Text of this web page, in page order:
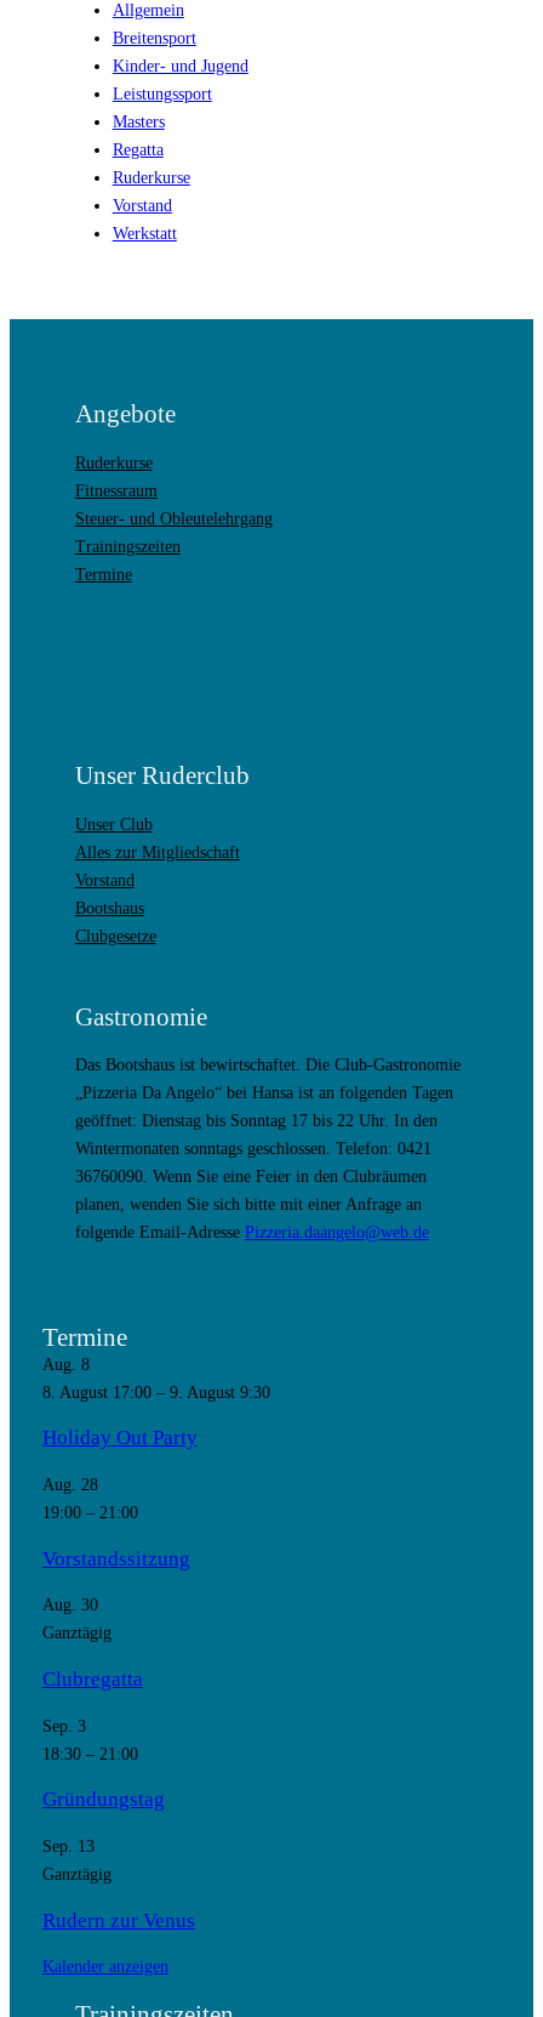
Allgemein
Breitensport
Kinder- und Jugend
Leistungssport
Masters
Regatta
Ruderkurse
Vorstand
Werkstatt
Angebote
Ruderkurse
Fitnessraum
Steuer- und Obleutelehrgang
Trainingszeiten
Termine
Unser Ruderclub
Unser Club
Alles zur Mitgliedschaft
Vorstand
Bootshaus
Clubgesetze
Gastronomie
Das Bootshaus ist bewirtschaftet. Die Club-Gastronomie
„Pizzeria Da Angelo“ bei Hansa ist an folgenden Tagen
geöffnet: Dienstag bis Sonntag 17 bis 22 Uhr. In den
Wintermonaten sonntags geschlossen. Telefon: 0421
36760090. Wenn Sie eine Feier in den Clubräumen
planen, wenden Sie sich bitte mit einer Anfrage an
folgende Email-Adresse Pizzeria.daangelo@web.de
Termine
Aug. 8
8. August 17:00– 9. August 9:30
Holiday Out Party
Aug. 28
19:00– 21:00
Vorstandssitzung
Aug. 30
Ganztägig
Clubregatta
Sep. 3
18:30– 21:00
Gründungstag
Sep. 13
Ganztägig
Rudern zur Venus
Kalender anzeigen